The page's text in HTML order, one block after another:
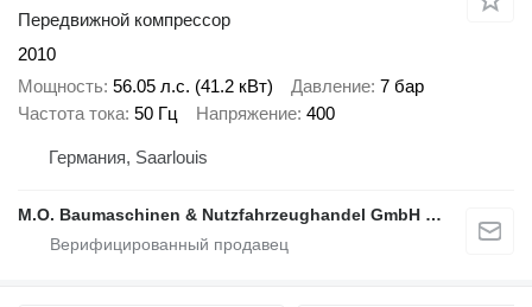
Передвижной компрессор
2010
Мощность 56.05 л.с. (41.2 кВт) Давление 7 бар
Частота тока 50 Гц Напряжение 400
Германия, Saarlouis
M.O. Baumaschinen & Nutzfahrzeughandel GmbH & CO.